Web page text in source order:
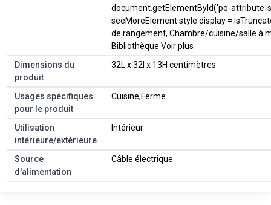
document.getElementById('po-
seeMoreElement.style.display =
de rangement, Chambre/cuisine/salle à
Bibliothèque Voir plus
Dimensions du
produit
32L x 32l x 13H centimètres
Usages spécifiques
pour le produit
Cuisine,Ferme
Utilisation
intérieure/extérieure
Intérieur
Source
d'alimentation
Câble électrique